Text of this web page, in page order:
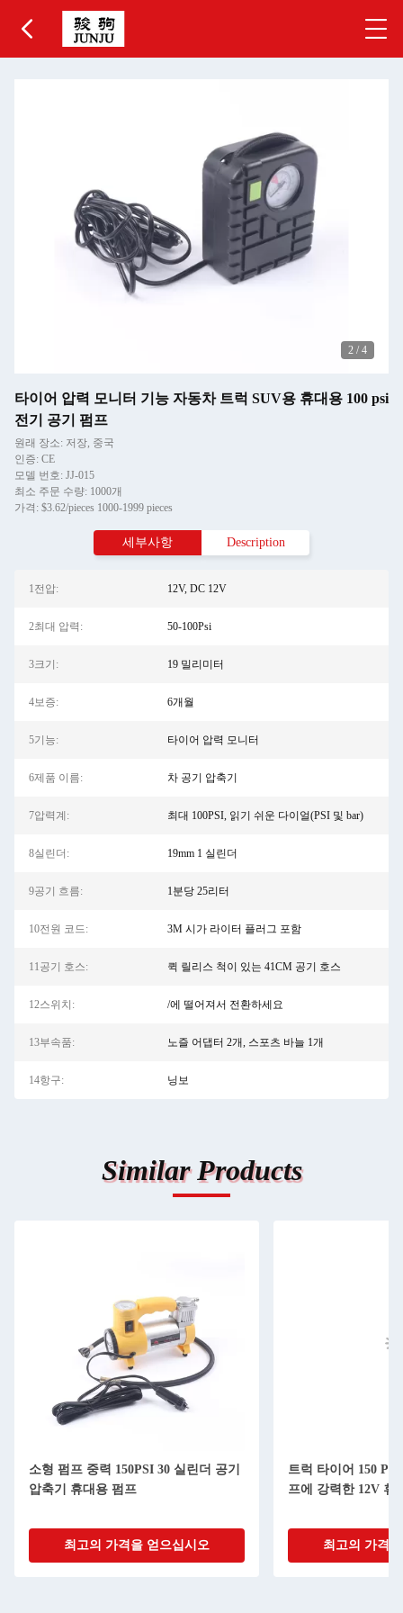
2 / 4
타이어 압력 모니터 기능 자동차 트럭 SUV용 휴대용 100 psi
전기 공기 펌프
원래 장소: 저장, 중국
인증: CE
모델 번호: JJ-015
최소 주문 수량: 1000개
가격: $3.62/pieces 1000-1999 pieces
세부사항 Description
1전압: 12V, DC 12V
2최대 압력: 50-100Psi
3크기: 19 밀리미터
4보증: 6개월
5기능: 타이어 압력 모니터
6제품 이름: 차 공기 압축기
7압력계: 최대 100PSI, 읽기 쉬운 다이얼(PSI 및 bar)
8실린더: 19mm 1 실린더
9공기 흐름: 1분당 25리터
10전원 코드: 3M 시가 라이터 플러그 포함
11공기 호스: 퀵 릴리스 척이 있는 41CM 공기 호스
12스위치: /에 떨어져서 전환하세요
13부속품: 노즐 어댑터 2개, 스포츠 바늘 1개
14항구: 닝보
Similar Products
소형 펌프 중력 150PSI 30 실린더 공기
압축기 휴대용 펌프
최고의 가격을 얻으십시오
트럭 타이어 150
프에 강력한 12V 휴
최고의 가격